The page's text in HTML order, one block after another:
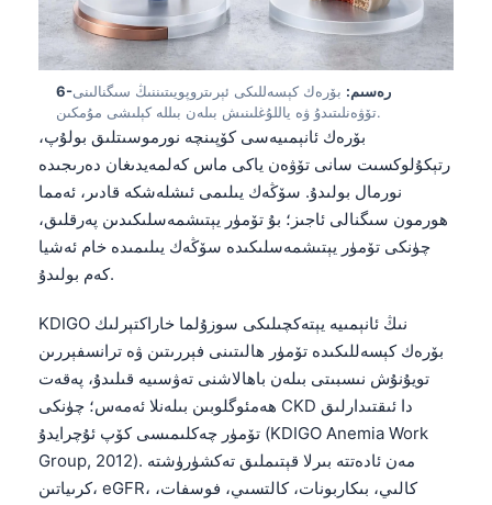
6-رەسىم: بۆرەك كېسەللىكى ئېرىتروپويىتىننىڭ سىگنالىنى
تۆۋەنلىتىدۇ ۋە ياللۇغلىنىش بىلەن بىللە كېلىشى مۇمكىن.
بۆرەك ئانېمىيەسى كۆپىنچە نورموسىتلىق بولۇپ،
رتېكۇلوكسىت سانى تۆۋەن ياكى ماس كەلمەيدىغان دەرىجىدە
نورمال بولىدۇ. سۆڭەك يىلىمى ئىشلەشكە قادىر، ئەمما
ھورمون سىگنالى ئاجىز؛ بۇ تۆمۈر يېتىشمەسلىكىدىن پەرقلىق،
چۈنكى تۆمۈر يېتىشمەسلىكىدە سۆڭەك يىلىمىدە خام ئەشيا
كەم بولىدۇ.
KDIGO نىڭ ئانېمىيە يېتەكچىلىكى سوزۇلما خاراكتېرلىك
بۆرەك كېسەللىكىدە تۆمۈر ھالىتىنى فېررىتىن ۋە ترانسفېررىن
تويۇنۇش نىسبىتى بىلەن باھالاشنى تەۋسىيە قىلىدۇ، پەقەت
ھەمئوگلوبىن بىلەنلا ئەمەس؛ چۈنكى CKD دا ئىقتىدارلىق
تۆمۈر چەكلىمىسى كۆپ ئۇچرايدۇ (KDIGO Anemia Work
Group, 2012). مەن ئادەتتە بىرلا قېتىملىق تەكشۈرۈشتە
كرىياتىن، eGFR، كالىي، بىكاربونات، كالتسىي، فوسفات،Galego
Latviešu valoda
Македонски јазик
Euskara
Gàidhlig
Occitan
العربية المغربية
Afrikaans
Монгол
ພາສາລາວ
Basa Jawa
Cebuano
Кыргызча
Татар теле